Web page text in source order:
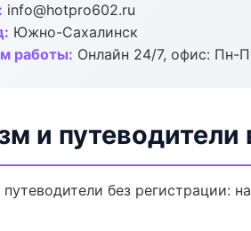
info@hotpro602.ru
Южно-Сахалинск
работы: Онлайн 24/7, офис: Пн-
и
без регистрации: